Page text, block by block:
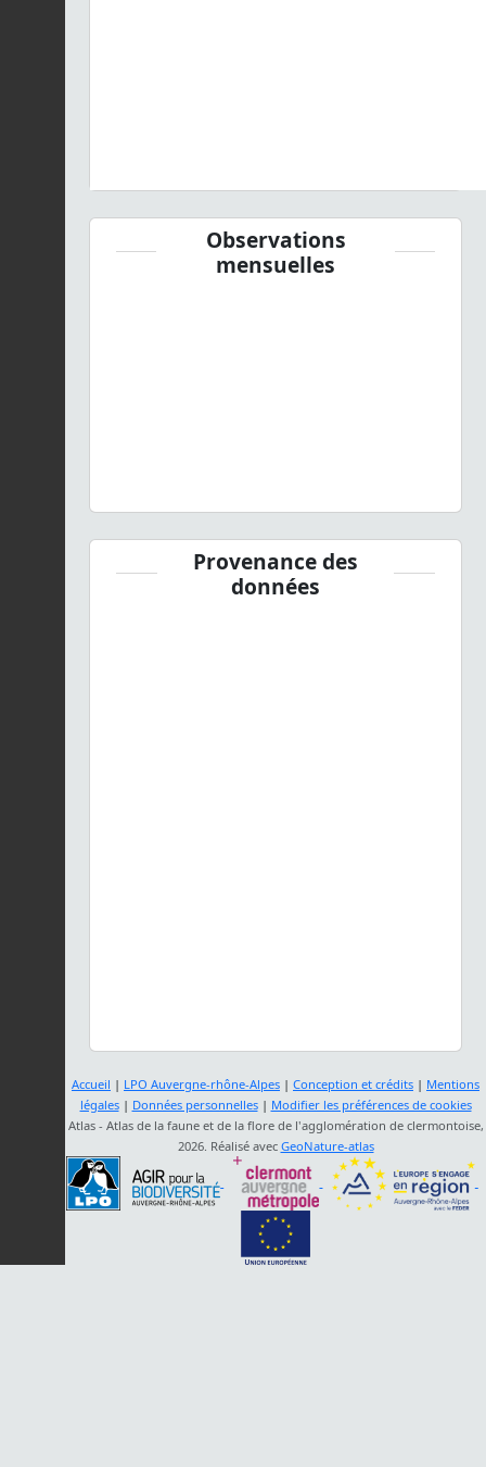
Observations
mensuelles
Provenance des
données
Accueil | LPO Auvergne-rhône-Alpes | Conception et crédits | Mentions
légales| Données personnelles| Modifier les préférences de cookies
Atlas - Atlas de la faune et de la flore de l'agglomération de clermontoise,
2026. Réalisé avec GeoNature-atlas